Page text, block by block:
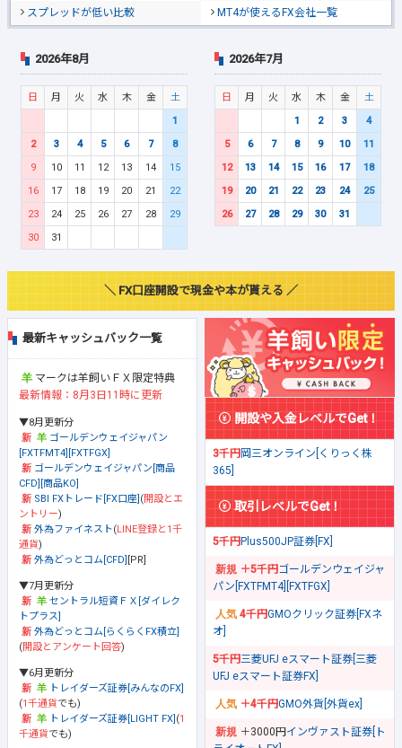
スプレッドが低い比較
MT4が使えるFX会社一覧
2026年8月
日 月 火 水 木 金
土
1
2
3 4 5 6 7
8
9
10 11 12 13 14
15
16
17 18 19 20 21
22
23
24 25 26 27 28
29
30
31
2026年7月
日 月 火 水 木 金
土
1
2 3
4
5
6 7 8 9 10
11
12
13 14 15 16 17
18
19
20 21 22 23 24
25
26
27 28 29 30 31
＼ FX口座開設で現金や本が貰える ／
最新キャッシュバック一覧
マークは羊飼いＦＸ限定特典
最新情報：8月3日11時に更新
▼8月更新分
ゴールデンウェイジャパン
[FXTFMT4][FXTFGX]
ゴールデンウェイジャパン[商品
CFD][商品KO]
SBI FXトレード[FX口座] (開設とエ
ントリー)
外為ファイネスト(LINE登録と1千
通貨)
外為どっとコム[CFD] [PR]
▼7月更新分
セントラル短資ＦＸ[ダイレク
トプラス]
外為どっとコム[らくらくFX積立]
(開設とアンケート回答)
▼6月更新分
トレイダーズ証券[みんなのFX]
(1千通貨でも)
トレイダーズ証券[LIGHT FX] (1
千通貨でも)
開設や入金レベルでGet！
3千円岡三オンライン[くりっく株
365]
取引レベルでGet！
5千円Plus500JP証券[FX]
＋5千円ゴールデンウェイジャ
パン[FXTFMT4][FXTFGX]
4千円GMOクリック証券[FXネ
オ]
5千円三菱UFJ eスマート証券[三菱
UFJ eスマート証券FX]
＋4千円GMO外貨[外貨ex]
＋3000円 インヴァスト証券[ト